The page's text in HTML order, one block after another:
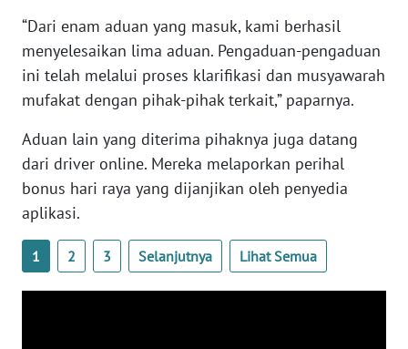
“Dari enam aduan yang masuk, kami berhasil
menyelesaikan lima aduan. Pengaduan-pengaduan
ini telah melalui proses klarifikasi dan musyawarah
mufakat dengan pihak-pihak terkait,” paparnya.
Aduan lain yang diterima pihaknya juga datang
dari driver online. Mereka melaporkan perihal
bonus hari raya yang dijanjikan oleh penyedia
aplikasi.
1 2 3 Selanjutnya Lihat Semua
WN
JAMBI
SULTRA
WN
NTB
WN
SULTENG